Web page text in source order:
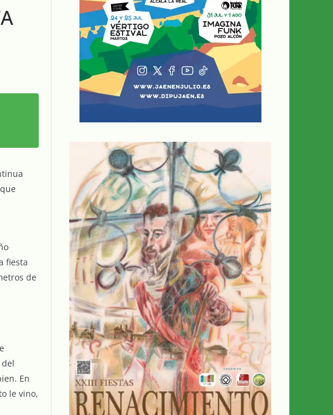
fiesta
de
En
le vino,